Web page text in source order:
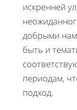
искренней
добрыми
быть и
периодам,
подход.